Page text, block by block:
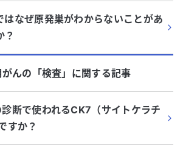
はなぜ原発巣がわからないことがあ
？
んの「検査」に関する記事
断で使われるCK7（サイトケラチ
すか？